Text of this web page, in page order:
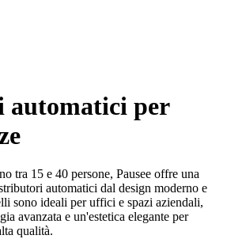
per
tra 15 e 40 persone, Pausee offre una
automatici dal design moderno e
sono ideali per uffici e spazi aziendali,
avanzata e un'estetica elegante per
qualità.